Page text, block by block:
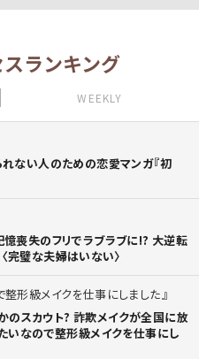
ランキング
WEEKLY
れない人のための恋愛マンガ『初
憶喪失のフリでラブラブに!? 大逆転
完璧な夫婦はいない〉
整形級メイクを仕事にしました
のスカウト? 詐欺メイクが全国に放
いなので整形級メイクを仕事にし